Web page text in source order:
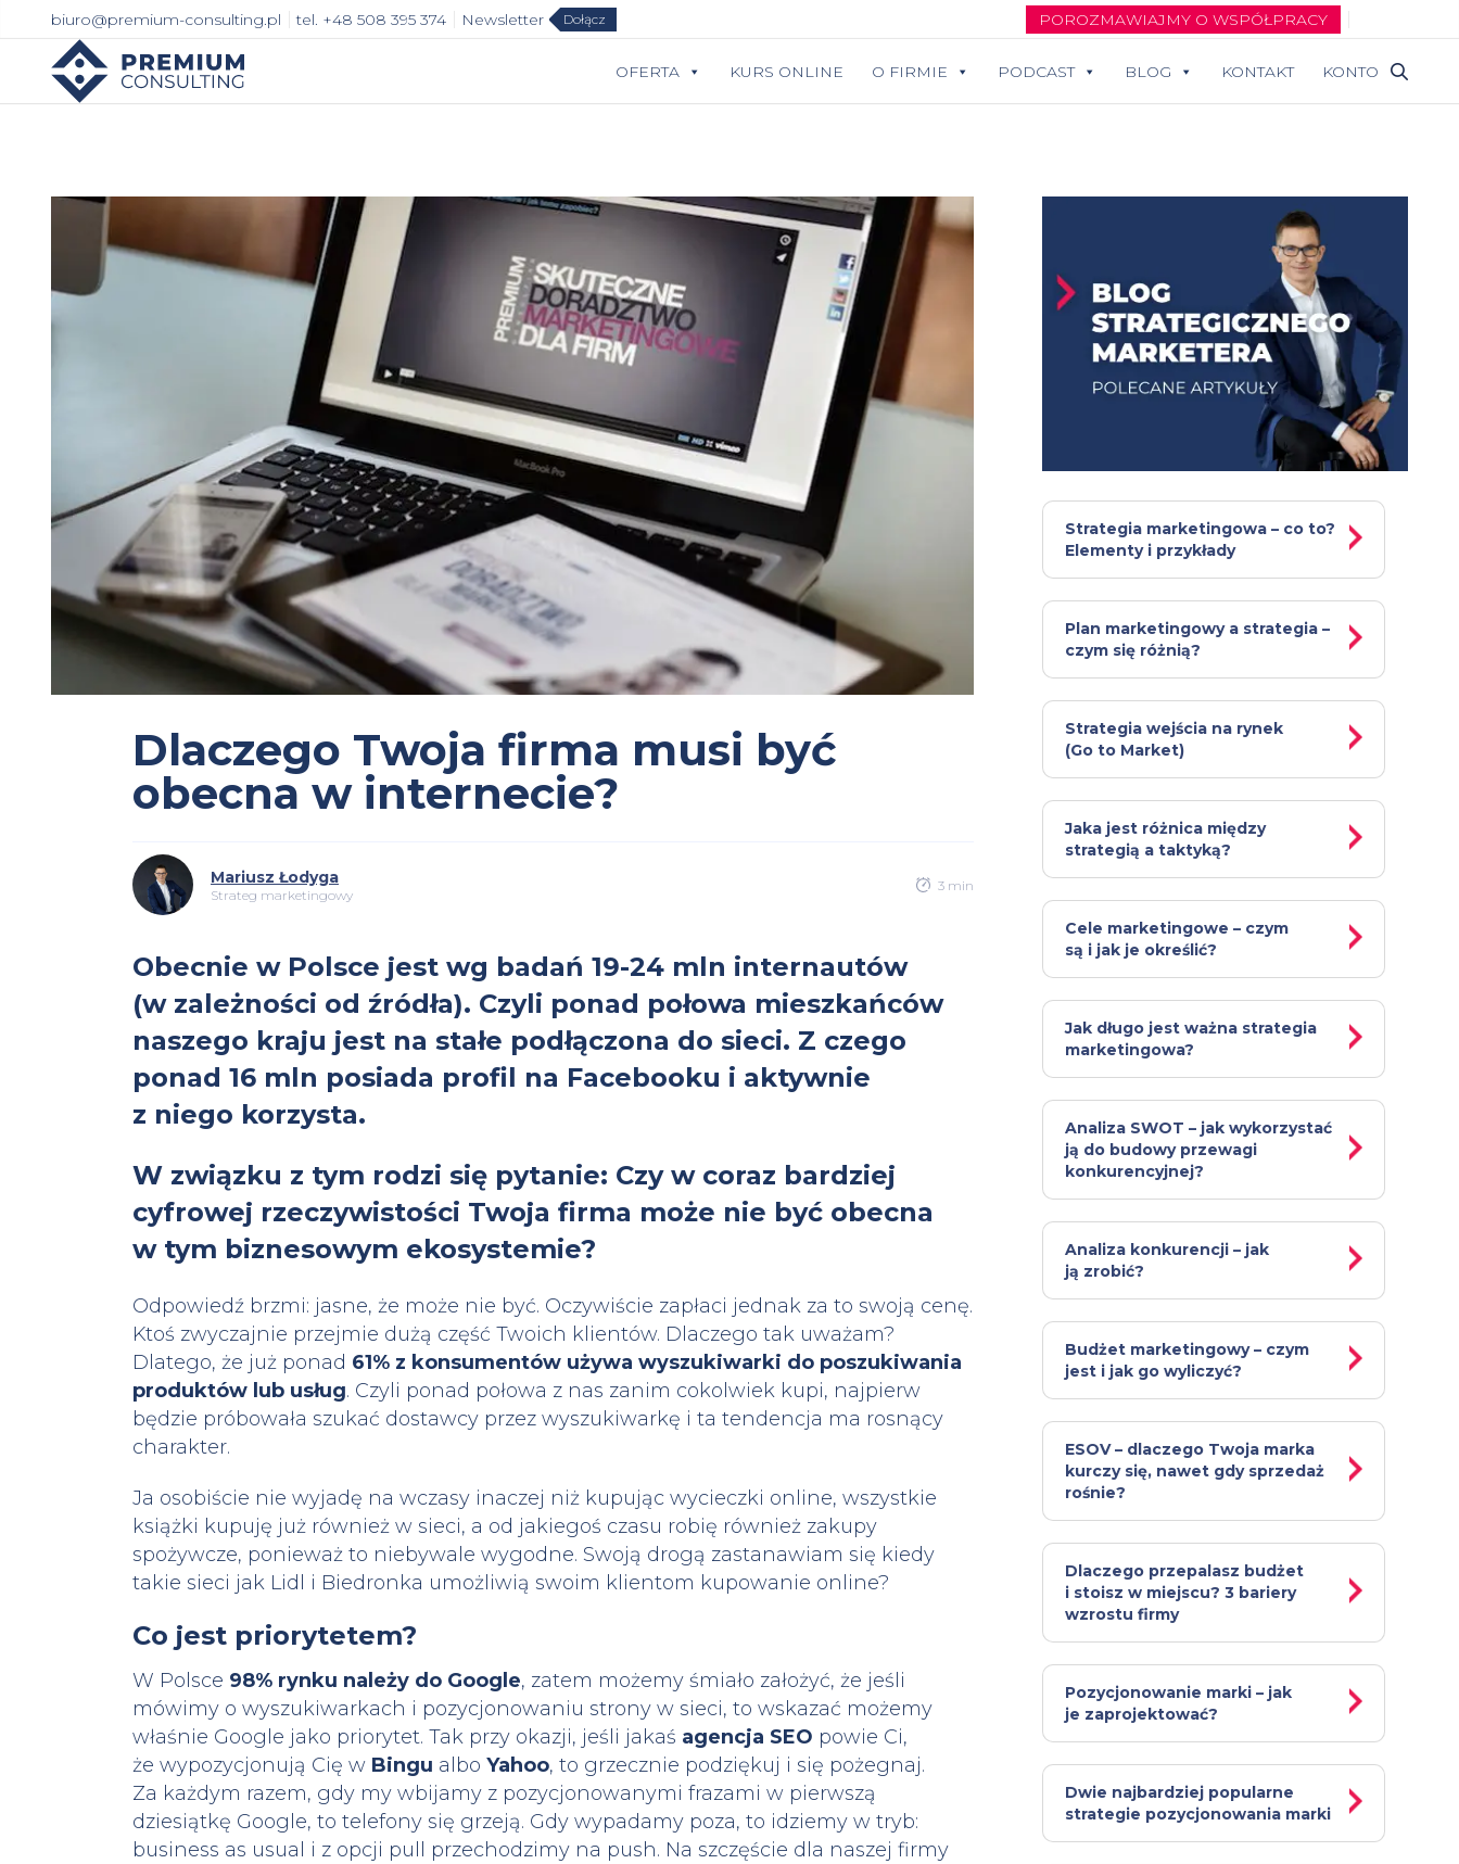
Przejdź
treści
biuro@premium-consulting.pl tel. +48 508 395 374 Newsletter Dołącz POROZMAWIAJMY O WSPÓŁPRACY
OFERTA KURS ONLINE O FIRMIE PODCAST BLOG KONTAKT KONTO
Dlaczego Twoja firma musi być
obecna w internecie?
Mariusz Łodyga
Strateg marketingowy
3 min
Obecnie w Polsce jest wg badań 19-24 mln internautów
(w zależności od źródła). Czyli ponad połowa mieszkańców
naszego kraju jest na stałe podłączona do sieci. Z czego
ponad 16 mln posiada profil na Facebooku i aktywnie
z niego korzysta.
W związku z tym rodzi się pytanie: Czy w coraz bardziej
cyfrowej rzeczywistości Twoja firma może nie być obecna
w tym biznesowym ekosystemie?
Odpowiedź brzmi: jasne, że może nie być. Oczywiście zapłaci jednak za to swoją cenę.
Ktoś zwyczajnie przejmie dużą część Twoich klientów. Dlaczego tak uważam?
Dlatego, że już ponad 61% z konsumentów używa wyszukiwarki do poszukiwania
produktów lub usług. Czyli ponad połowa z nas zanim cokolwiek kupi, najpierw
będzie próbowała szukać dostawcy przez wyszukiwarkę i ta tendencja ma rosnący
charakter.
Ja osobiście nie wyjadę na wczasy inaczej niż kupując wycieczki online, wszystkie
książki kupuję już również w sieci, a od jakiegoś czasu robię również zakupy
spożywcze, ponieważ to niebywale wygodne. Swoją drogą zastanawiam się kiedy
takie sieci jak Lidl i Biedronka umożliwią swoim klientom kupowanie online?
Co jest priorytetem?
W Polsce 98% rynku należy do Google, zatem możemy śmiało założyć, że jeśli
mówimy o wyszukiwarkach i pozycjonowaniu strony w sieci, to wskazać możemy
właśnie Google jako priorytet. Tak przy okazji, jeśli jakaś agencja SEO powie Ci,
że wypozycjonują Cię w Bingu albo Yahoo, to grzecznie podziękuj i się pożegnaj.
Za każdym razem, gdy my wbijamy z pozycjonowanymi frazami w pierwszą
dziesiątkę Google, to telefony się grzeją. Gdy wypadamy poza, to idziemy w tryb:
business as usual i z opcji pull przechodzimy na push. Na szczęście dla naszej firmy
Strategia marketingowa – co to?
Elementy i przykłady
Plan marketingowy a strategia –
czym się różnią?
Strategia wejścia na rynek
(Go to Market)
Jaka jest różnica między
strategią a taktyką?
Cele marketingowe – czym
są i jak je określić?
Jak długo jest ważna strategia
marketingowa?
Analiza SWOT – jak wykorzystać
ją do budowy przewagi
konkurencyjnej?
Analiza konkurencji – jak
ją zrobić?
Budżet marketingowy – czym
jest i jak go wyliczyć?
ESOV – dlaczego Twoja marka
kurczy się, nawet gdy sprzedaż
rośnie?
Dlaczego przepalasz budżet
i stoisz w miejscu? 3 bariery
wzrostu firmy
Pozycjonowanie marki – jak
je zaprojektować?
Dwie najbardziej popularne
strategie pozycjonowania marki